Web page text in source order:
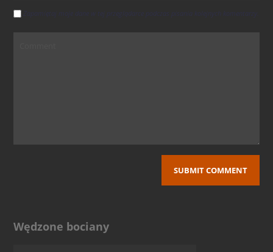
Zapamiętaj moje dane w tej przeglądarce podczas pisania kolejnych komentarzy.
Wędzone bociany